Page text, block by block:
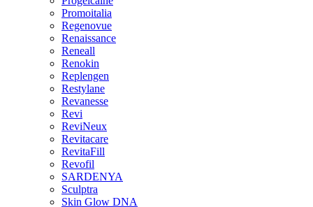
Promoitalia
Regenovue
Renaissance
Reneall
Renokin
Replengen
Restylane
Revanesse
Revi
ReviNeux
Revitacare
RevitaFill
Revofil
SARDENYA
Sculptra
Skin Glow DNA